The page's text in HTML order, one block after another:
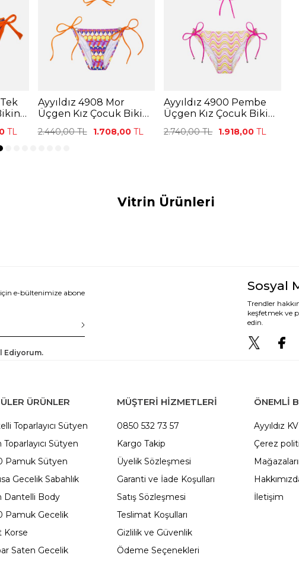
TL
Ayyıldız 4908 Mor
Üçgen Kız Çocuk Bikini
2.440,00TL 1.708,00TL
Ayyıldız 4900 Pembe
Üçgen Kız Çocuk Bikini
2.740,00TL 1.918,00 TL
Vitrin Ürünleri
e-bültenimize abone
Ediyorum.
Sosyal
Trendler
keşfetmek ve
edin.
ÜRÜNLER
Toparlayıcı Sütyen
Toparlayıcı Sütyen
Pamuk Sütyen
Gecelik Sabahlık
Dantelli Body
Pamuk Gecelik
Korse
Saten Gecelik
MÜŞTERİ HİZMETLERİ
0850 532 73 57
Kargo Takip
Üyelik Sözleşmesi
Garanti ve İade Koşulları
Satış Sözleşmesi
Teslimat Koşulları
Gizlilik ve Güvenlik
Ödeme Seçenekleri
ÖNEMLI
Ayyıldız
Çerez
İletişim